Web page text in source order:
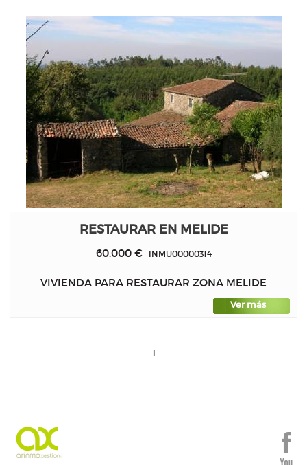
RESTAURAR EN MELIDE
60.000 €INMU00000314
VIVIENDA PARA RESTAURAR ZONA MELIDE
Ver más
1